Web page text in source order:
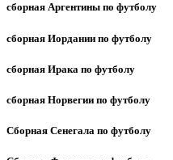
сборная Аргентины по футболу
сборная Иордании по футболу
сборная Ирака по футболу
сборная Норвегии по футболу
Сборная Сенегала по футболу